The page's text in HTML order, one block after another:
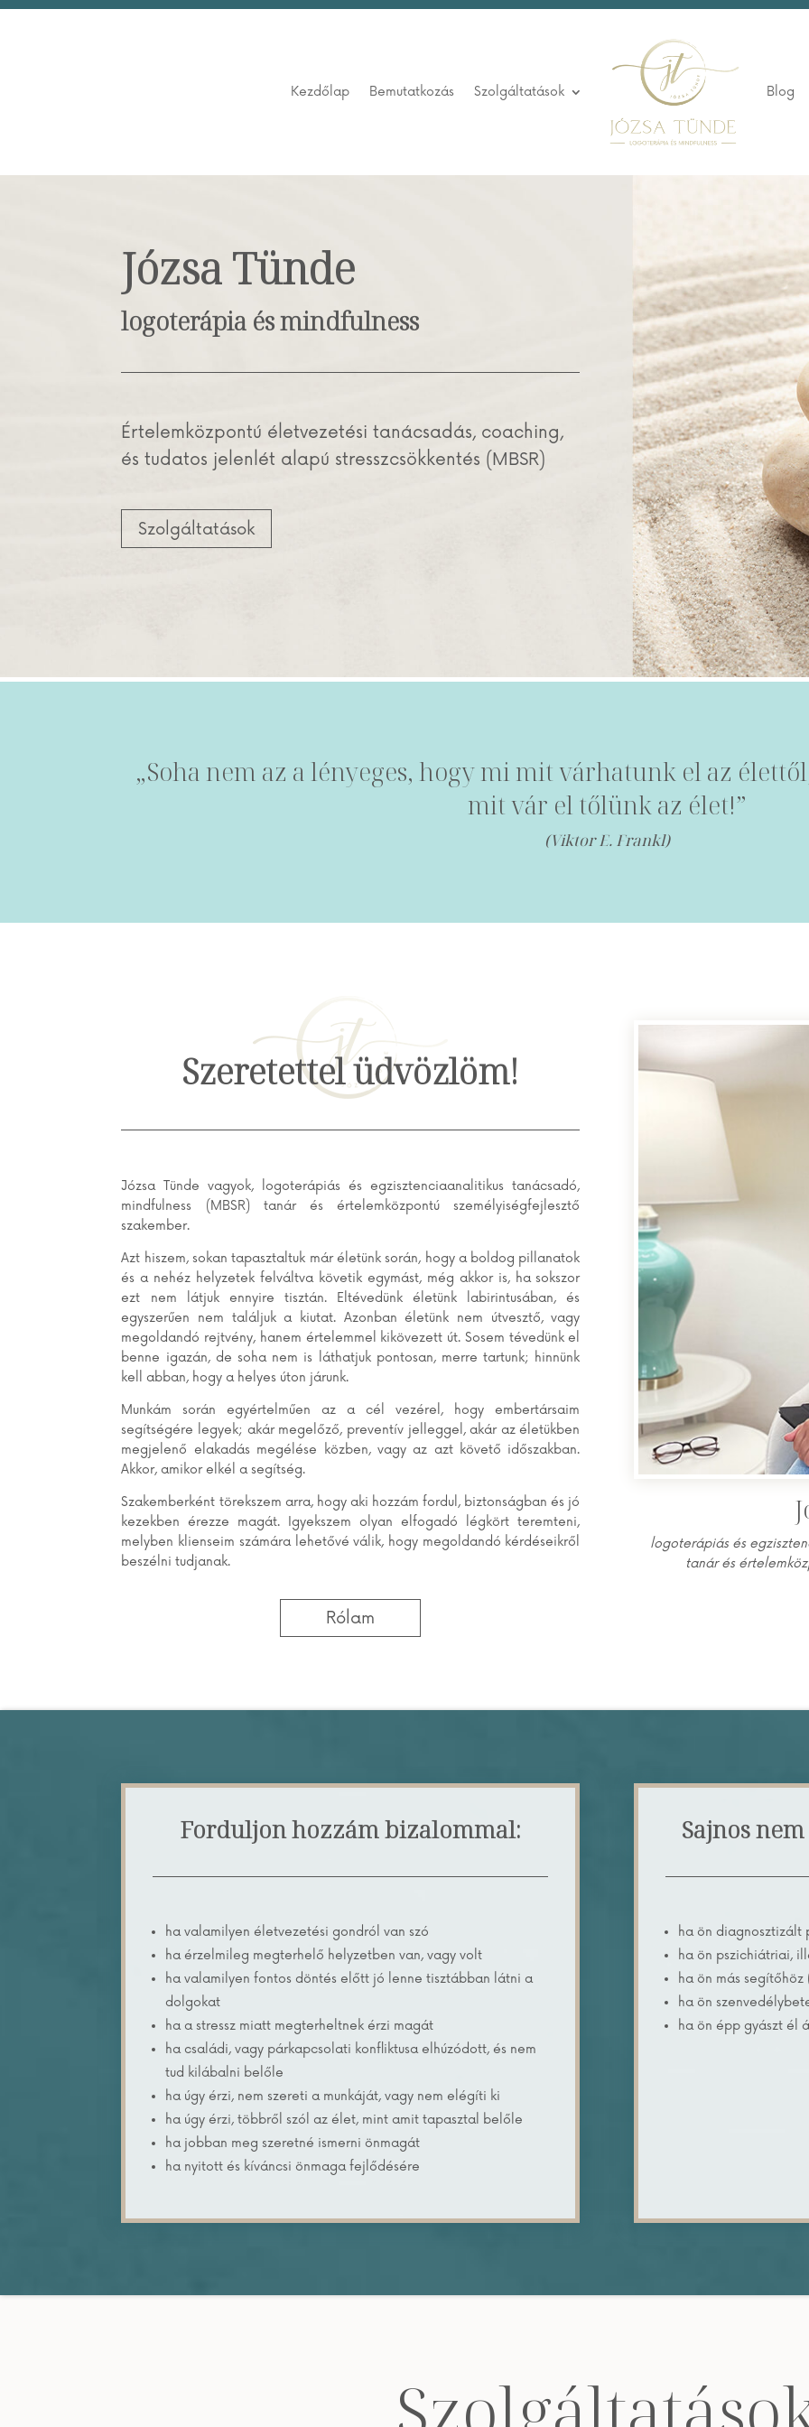
Kezdőlap Bemutatkozás Szolgáltatások Blog
Józsa Tünde
logoterápia és mindfulness
Értelemközpontú életvezetési tanácsadás, coaching,
és tudatos jelenlét alapú stresszcsökkentés (MBSR)
Szolgáltatások
„Soha nem az a lényeges, hogy mi mit várhatunk el az
mit vár el tőlünk az élet!”
(Viktor E. Frankl)
Szeretettel üdvözlöm!
Józsa Tünde vagyok, logoterápiás és egzisztenciaanalitikus tanácsadó,
mindfulness (MBSR) tanár és értelemközpontú személyiségfejlesztő
szakember.
Azt hiszem, sokan tapasztaltuk már életünk során, hogy a boldog pillanatok
és a nehéz helyzetek felváltva követik egymást, még akkor is, ha sokszor
ezt nem látjuk ennyire tisztán. Eltévedünk életünk labirintusában, és
egyszerűen nem találjuk a kiutat. Azonban életünk nem útvesztő, vagy
megoldandó rejtvény, hanem értelemmel kikövezett út. Sosem tévedünk el
benne igazán, de soha nem is láthatjuk pontosan, merre tartunk; hinnünk
kell abban, hogy a helyes úton járunk.
Munkám során egyértelműen az a cél vezérel, hogy embertársaim
segítségére legyek; akár megelőző, preventív jelleggel, akár az életükben
megjelenő elakadás megélése közben, vagy az azt követő időszakban.
Akkor, amikor elkél a segítség.
Szakemberként törekszem arra, hogy aki hozzám fordul, biztonságban és jó
kezekben érezze magát. Igyekszem olyan elfogadó légkört teremteni,
melyben klienseim számára lehetővé válik, hogy megoldandó kérdéseikről
beszélni tudjanak.
Rólam
logoterápiás és
tanár és
Forduljon hozzám bizalommal:
ha valamilyen életvezetési gondról van szó
ha érzelmileg megterhelő helyzetben van, vagy volt
ha valamilyen fontos döntés előtt jó lenne tisztábban látni a
dolgokat
ha a stressz miatt megterheltnek érzi magát
ha családi, vagy párkapcsolati konfliktusa elhúzódott, és nem
tud kilábalni belőle
ha úgy érzi, nem szereti a munkáját, vagy nem elégíti ki
ha úgy érzi, többről szól az élet, mint amit tapasztal belőle
ha jobban meg szeretné ismerni önmagát
ha nyitott és kíváncsi önmaga fejlődésére
Sajnos
ha ön diagnosztizált
ha ön pszichiátriai,
ha ön más segítőhöz
ha ön
ha ön épp gyászt él